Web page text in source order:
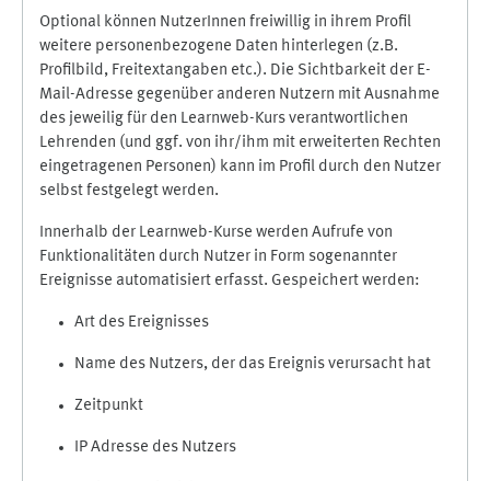
Optional können NutzerInnen freiwillig in ihrem Profil
weitere personenbezogene Daten hinterlegen (z.B.
Profilbild, Freitextangaben etc.). Die Sichtbarkeit der E-
Mail-Adresse gegenüber anderen Nutzern mit Ausnahme
des jeweilig für den Learnweb-Kurs verantwortlichen
Lehrenden (und ggf. von ihr/ihm mit erweiterten Rechten
eingetragenen Personen) kann im Profil durch den Nutzer
selbst festgelegt werden.
Innerhalb der Learnweb-Kurse werden Aufrufe von
Funktionalitäten durch Nutzer in Form sogenannter
Ereignisse automatisiert erfasst. Gespeichert werden:
Art des Ereignisses
Name des Nutzers, der das Ereignis verursacht hat
Zeitpunkt
IP Adresse des Nutzers